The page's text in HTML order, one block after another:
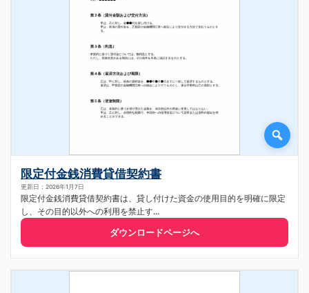
限定付金銭消費貸借契約書
更新日：2026年1月7日
限定付金銭消費貸借契約書は、貸し付けた資金の使用目的を明確に限定
し、その目的以外への利用を禁止す...
ダウンロードページへ